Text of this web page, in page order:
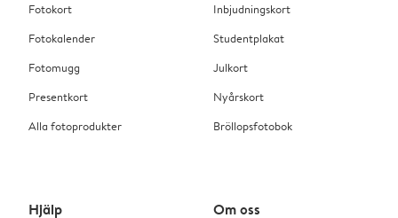
Fotokort
Fotokalender
Fotomugg
Presentkort
Alla fotoprodukter
Inbjudningskort
Studentplakat
Julkort
Nyårskort
Bröllopsfotobok
Hjälp Om oss